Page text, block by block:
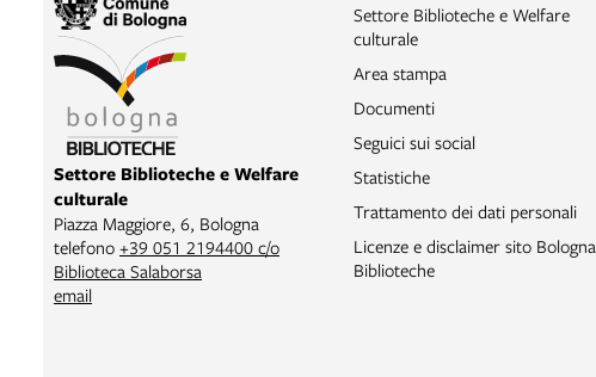
Settore Biblioteche e Welfare
culturale
Piazza Maggiore, 6, Bologna
telefono +39 051 2194400 c/o
Biblioteca Salaborsa
email
Settore Biblioteche e Welfare
culturale
Area stampa
Documenti
Seguici sui social
Statistiche
Trattamento dei dati personali
Licenze e disclaimer sito Bologna
Biblioteche